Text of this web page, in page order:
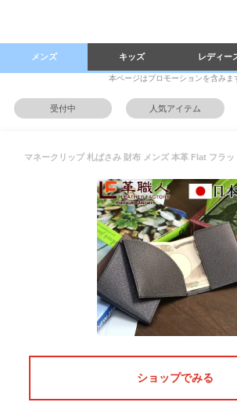
メンズ キッズ レディー
本ページはプロモーションを含みま
受付中 人気アイテム
マネークリップ 札ばさみ 財布 メンズ 本革 Flat フラ
ショップでみる